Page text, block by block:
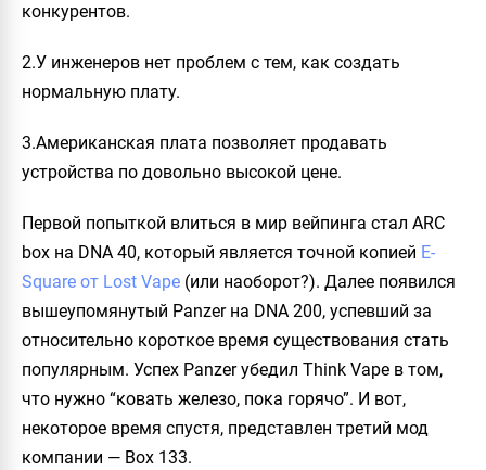
конкурентов.
2.У инженеров нет проблем с тем, как создать
нормальную плату.
3.Американская плата позволяет продавать
устройства по довольно высокой цене.
Первой попыткой влиться в мир вейпинга стал ARC
box на DNA 40, который является точной копией E-
Square от Lost Vape (или наоборот?). Далее появился
вышеупомянутый Panzerна DNA 200, успевший за
относительно короткое время существования стать
популярным. Успех Panzerубедил Think Vape в том,
что нужно “ковать железо, пока горячо”. И вот,
некоторое время спустя, представлен третий мод
компании — Box 133.